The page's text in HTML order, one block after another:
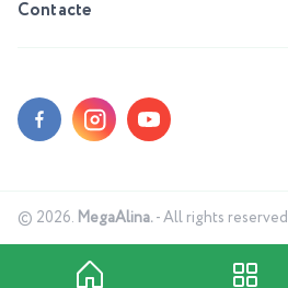
Contacte
© 2026. MegaAlina.- All rights reserved